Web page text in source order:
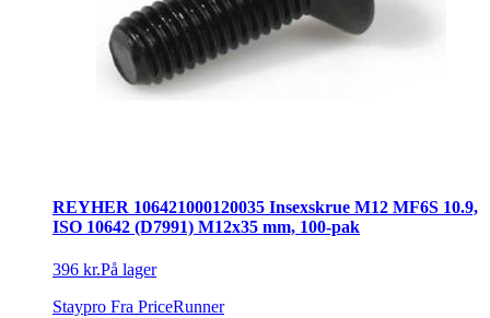
REYHER 106421000120035 Insexskrue M12 MF6S 10.9,
ISO 10642 (D7991) M12x35 mm, 100-pak
396 kr.På lager
Staypro Fra PriceRunner